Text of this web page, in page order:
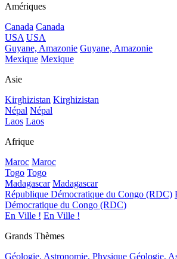
Amériques
Canada Canada
USA USA
Guyane, Amazonie Guyane, Amazonie
Mexique Mexique
Asie
Kirghizistan Kirghizistan
Népal Népal
Laos Laos
Afrique
Maroc Maroc
Togo Togo
Madagascar Madagascar
République Démocratique du Congo (RDC)
Démocratique du Congo (RDC)
En Ville ! En Ville !
Grands Thèmes
Géologie, Astronomie, Physique Géologie,